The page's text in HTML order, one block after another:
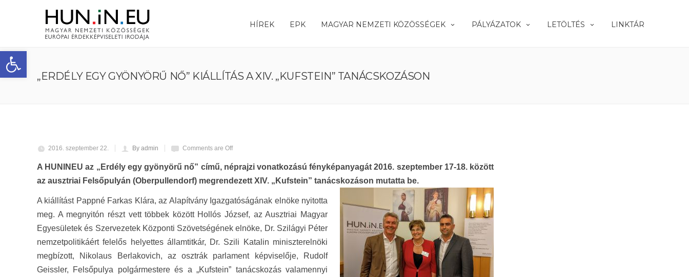
Eszköztár megnyitása
HÍREK EPK MAGYAR NEMZETI KÖZÖSSÉGEK PÁLYÁZATOK LETÖLTÉS LINKTÁR
„ERDÉLY EGY GYÖNYÖRŰ NŐ” KIÁLLÍTÁS A XIV. „KUFSTEIN” TANÁCSKOZÁSON
2016. szeptember 22. By admin Comments are Off
A HUNINEU az „Erdély egy gyönyörű nő” című, néprajzi vonatkozású fényképanyagát 2016. szeptember 17-18. között
az ausztriai Felsőpulyán (Oberpullendorf) megrendezett XIV. „Kufstein” tanácskozáson mutatta be.
A kiállítást Pappné Farkas Klára, az Alapítvány Igazgatóságának elnöke nyitotta
meg. A megnyitón részt vett többek között Hollós József, az Ausztriai Magyar
Egyesületek és Szervezetek Központi Szövetségének elnöke, Dr. Szilágyi Péter
nemzetpolitikáért felelős helyettes államtitkár, Dr. Szili Katalin miniszterelnöki
megbízott, Nikolaus Berlakovich, az osztrák parlament képviselője, Rudolf
Geissler, Felsőpulya polgármestere és a „Kufstein” tanácskozás valamennyi